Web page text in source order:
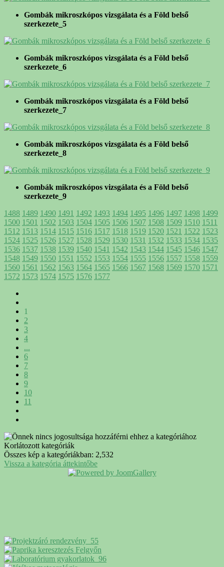
Gombák mikroszkópos vizsgálata és a Föld belső
szerkezete_5
Gombák mikroszkópos vizsgálata és a Föld belső
szerkezete_6
Gombák mikroszkópos vizsgálata és a Föld belső
szerkezete_7
Gombák mikroszkópos vizsgálata és a Föld belső
szerkezete_8
Gombák mikroszkópos vizsgálata és a Föld belső
szerkezete_9
1488 1489 1490 1491 1492 1493 1494 1495 1496 1497 1498 1499
1500 1501 1502 1503 1504 1505 1506 1507 1508 1509 1510 1511
1512 1513 1514 1515 1516 1517 1518 1519 1520 1521 1522 1523
1524 1525 1526 1527 1528 1529 1530 1531 1532 1533 1534 1535
1536 1537 1538 1539 1540 1541 1542 1543 1544 1545 1546 1547
1548 1549 1550 1551 1552 1553 1554 1555 1556 1557 1558 1559
1560 1561 1562 1563 1564 1565 1566 1567 1568 1569 1570 1571
1572 1573 1574 1575 1576 1577
1
2
3
4
...
6
7
8
9
10
11
Korlátozott kategóriák
Összes kép a kategóriákban: 2,532
Vissza a kategória áttekintőbe